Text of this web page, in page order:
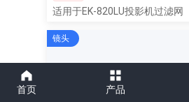
适用于EK-820LU投影机过滤网
镜头
首页 产品